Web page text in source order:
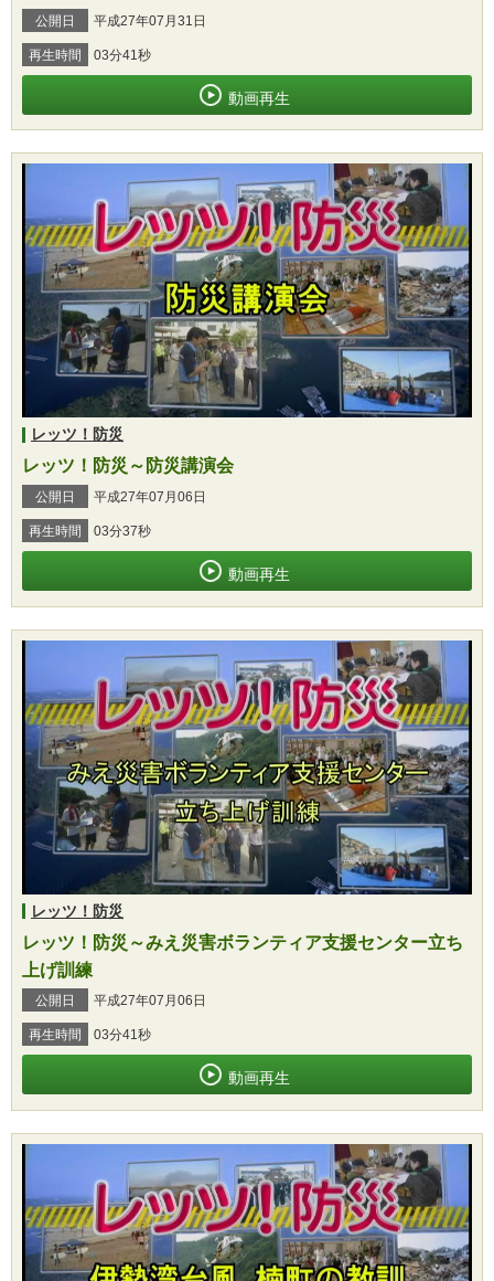
公開日 平成27年07月31日
再生時間 03分41秒
動画再生
レッツ！防災
レッツ！防災～防災講演会
公開日 平成27年07月06日
再生時間 03分37秒
動画再生
レッツ！防災
レッツ！防災～みえ災害ボランティア支援センター立ち
上げ訓練
公開日 平成27年07月06日
再生時間 03分41秒
動画再生